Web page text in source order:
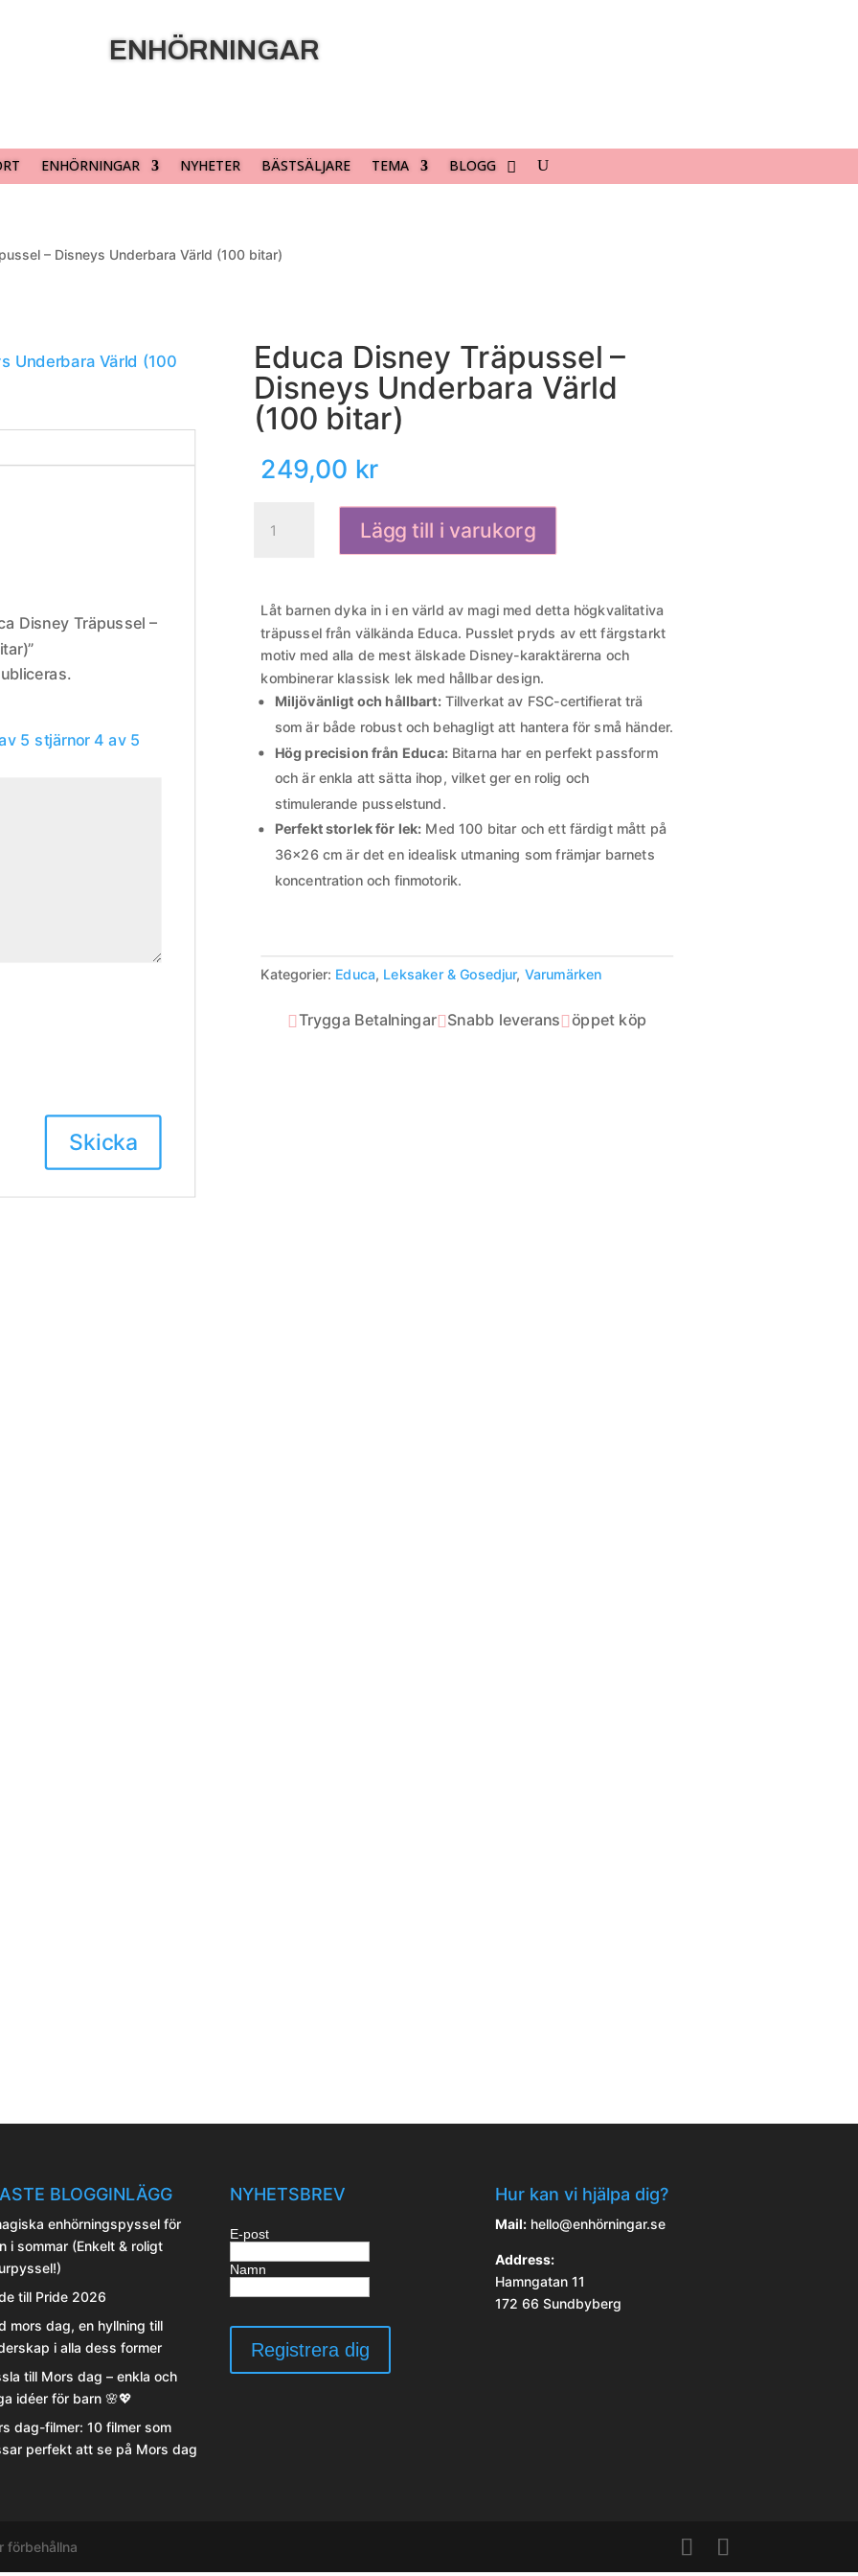
ENHÖRNINGAR
ENHÖRNINGAR NYHETER BÄSTSÄLJARE TEMA BLOGG
– Disneys Underbara Värld (100 bitar)
Disney Träpussel –
5 stjärnor 4 av 5
Educa Disney Träpussel –
Disneys Underbara Värld
(100 bitar)
249,00 kr
Disney
Disneys
Underbara
Värld
(100
bitar)
mängd
Lägg till i varukorg
Låt barnen dyka in i en värld av magi med detta högkvalitativa
träpussel från välkända Educa. Pusslet pryds av ett färgstarkt
motiv med alla de mest älskade Disney-karaktärerna och
kombinerar klassisk lek med hållbar design.
Miljövänligt och hållbart:Tillverkat av FSC-certifierat trä
som är både robust och behagligt att hantera för små händer.
Hög precision från Educa:Bitarna har en perfekt passform
och är enkla att sätta ihop, vilket ger en rolig och
stimulerande pusselstund.
Perfekt storlek för lek: Med 100 bitar och ett färdigt mått på
36×26 cm är det en idealisk utmaning som främjar barnets
koncentration och finmotorik.
Kategorier: Educa Leksaker & Gosedjur, Varumärken
Trygga BetalningarSnabb leveransöppet köp
BLOGGINLÄGG
enhörningspyssel för
i sommar (Enkelt & roligt
till Pride 2026
mors dag, en hyllning till
i alla dess former
till Mors dag – enkla och
idéer för barn 🌸💖
dag-filmer: 10 filmer som
perfekt att se på Mors dag
NYHETSBREV
E-post
Namn
Hur kan vi hjälpa dig?
Mail:hello@enhörningar.se
Address:
Hamngatan 11
172 66 Sundbyberg